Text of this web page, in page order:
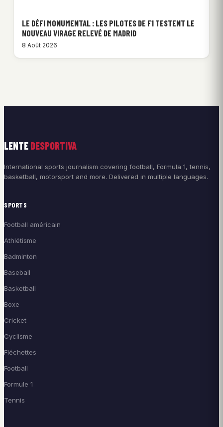
LE DÉFI MONUMENTAL : LES PILOTES DE F1 TESTENT LE
NOUVEAU VIRAGE RELEVÉ DE MADRID
8 Août 2026
LENTE DESPORTIVA
International sports journalism covering football, Formula 1, tennis,
basketball, motorsport and more. Delivered in multiple languages.
SPORTS
Football américain
Athlétisme
Badminton
Baseball
Basketball
Boxe
Cricket
Cyclisme
Fléchettes
Football
Formule 1
Tennis